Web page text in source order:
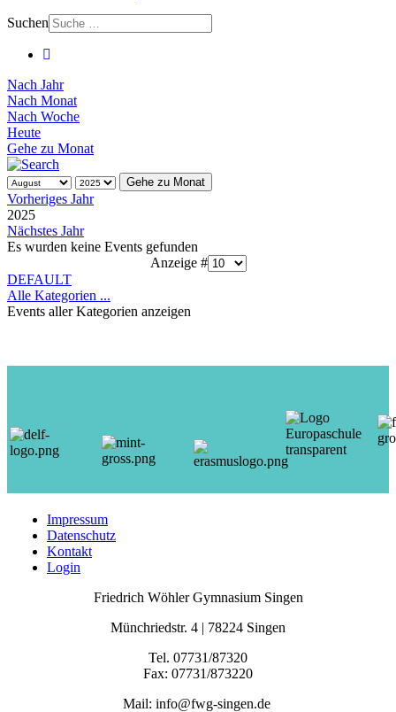
Suchen
Nach Jahr
Nach Monat
Nach Woche
Heute
Gehe zu Monat
Gehe zu Monat
Vorheriges Jahr
2025
Nächstes Jahr
Es wurden keine Events gefunden
Limite der PaginierungslisteAnzeige #
DEFAULT
Alle Kategorien ...
Events aller Kategorien anzeigen
Impressum
Datenschutz
Kontakt
Login
Friedrich Wöhler Gymnasium Singen
Münchriedstr. 4 | 78224 Singen
Tel. 07731/87320
Fax: 07731/873220
Mail: info@fwg-singen.de